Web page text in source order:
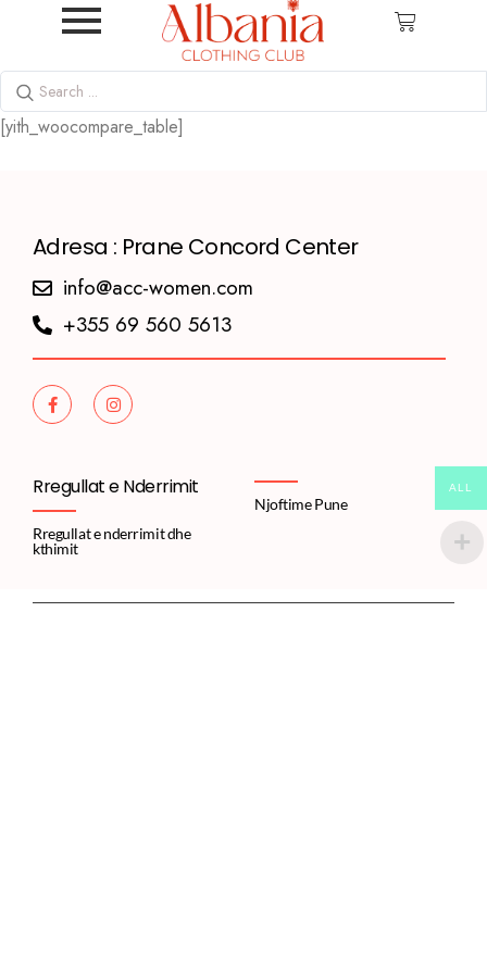
[yith_woocompare_table]
Adresa : Prane Concord Center
info@acc-women.com
+355 69 560 5613
Rregullat e Nderrimit
Rregullat e nderrimit dhe
kthimit
Njoftime Pune
ALL